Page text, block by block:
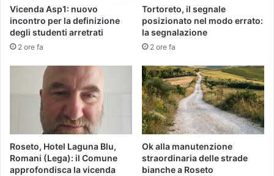
Vicenda Asp1: nuovo
incontro per la definizione
degli studenti arretrati
2 ore fa
Tortoreto, il segnale
posizionato nel modo errato:
la segnalazione
2 ore fa
Roseto, Hotel Laguna Blu,
Romani (Lega): il Comune
approfondisca la vicenda
Ok alla manutenzione
straordinaria delle strade
bianche a Roseto